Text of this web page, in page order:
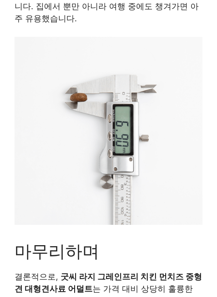
니다. 집에서 뿐만 아니라 여행 중에도 챙겨가면 아
주 유용했습니다.
마무리하며
결론적으로, 굿씨 라지 그레인프리 치킨 먼치즈 중형
견 대형견사료 어덜트는 가격 대비 상당히 훌륭한